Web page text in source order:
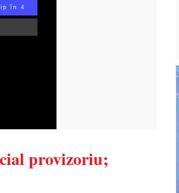
în 3
provizoriu;